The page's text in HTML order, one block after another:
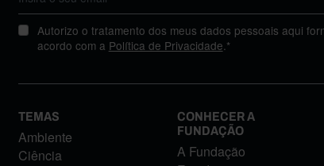
Autorizo o tratamento dos meus dados pessoais aqui
acordo com a Política de Privacidade.*
TEMAS
Ambiente
Ciência
CONHECER A
FUNDAÇÃO
A Fundação